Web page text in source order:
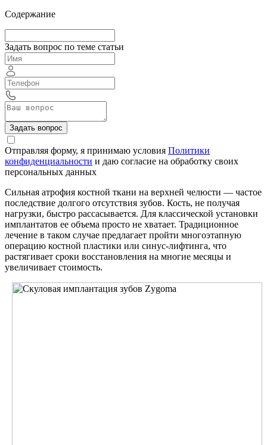
Содержание
Задать вопрос по теме статьи
Задать вопрос
Отправляя форму, я принимаю условия Политики
конфиденциальности и даю согласие на обработку своих
персональных данных
Сильная атрофия костной ткани на верхней челюсти — частое
последствие долгого отсутствия зубов. Кость, не получая
нагрузки, быстро рассасывается. Для классической установки
имплантатов ее объема просто не хватает. Традиционное
лечение в таком случае предлагает пройти многоэтапную
операцию костной пластики или синус-лифтинга, что
растягивает сроки восстановления на многие месяцы и
увеличивает стоимость.